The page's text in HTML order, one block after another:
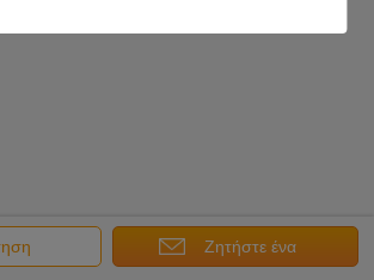
Ζητήστε ένα